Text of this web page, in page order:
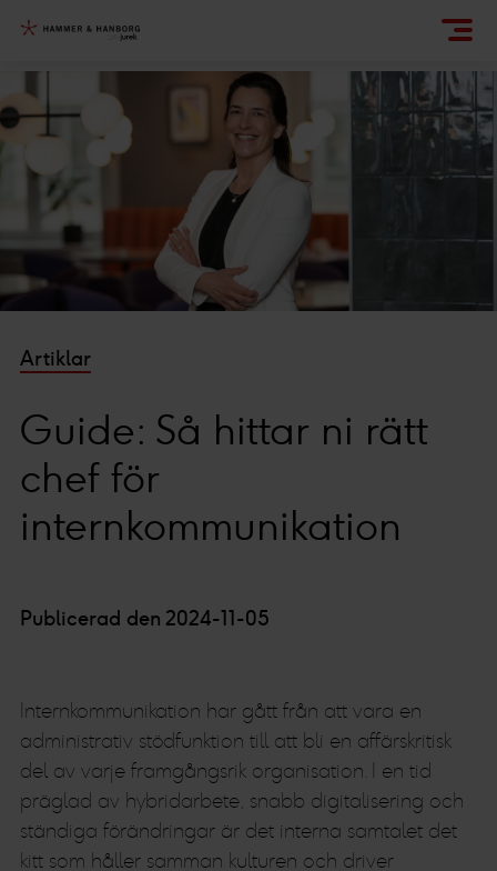
Artiklar
Guide: Så hittar ni rätt
chef för
internkommunikation
Publicerad den 2024-11-05
Internkommunikation har gått från att vara en
administrativ stödfunktion till att bli en affärskritisk
del av varje framgångsrik organisation. I en tid
präglad av hybridarbete, snabb digitalisering och
ständiga förändringar är det interna samtalet det
kitt som håller samman kulturen och driver